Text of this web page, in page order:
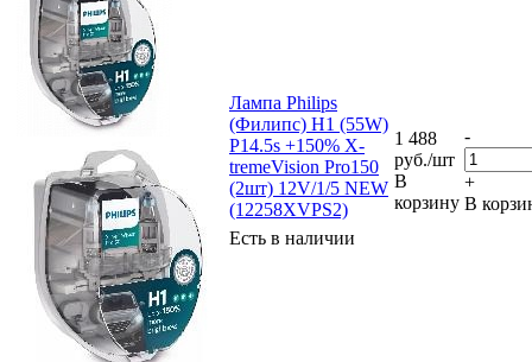
Лампа Philips
(Филипс) H1 (55W)
P14.5s +150% X-
tremeVision Pro150
(2шт) 12V/1/5 NEW
(12258XVPS2)
Есть в наличии
1 488
руб./шт
В
корзину
-
+
В